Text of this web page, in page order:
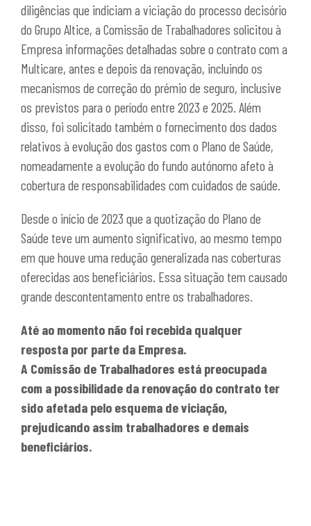
diligências que indiciam a viciação do processo decisório
do Grupo Altice, a Comissão de Trabalhadores solicitou à
Empresa informações detalhadas sobre o contrato com a
Multicare, antes e depois da renovação, incluindo os
mecanismos de correção do prémio de seguro, inclusive
os previstos para o período entre 2023 e 2025. Além
disso, foi solicitado também o fornecimento dos dados
relativos à evolução dos gastos com o Plano de Saúde,
nomeadamente a evolução do fundo autónomo afeto à
cobertura de responsabilidades com cuidados de saúde.
Desde o início de 2023 que a quotização do Plano de
Saúde teve um aumento significativo, ao mesmo tempo
em que houve uma redução generalizada nas coberturas
oferecidas aos beneficiários. Essa situação tem causado
grande descontentamento entre os trabalhadores.
Até ao momento não foi recebida qualquer
resposta por parte da Empresa.
A Comissão de Trabalhadores está preocupada
com a possibilidade da renovação do contrato ter
sido afetada pelo esquema de viciação,
prejudicando assim trabalhadores e demais
beneficiários.